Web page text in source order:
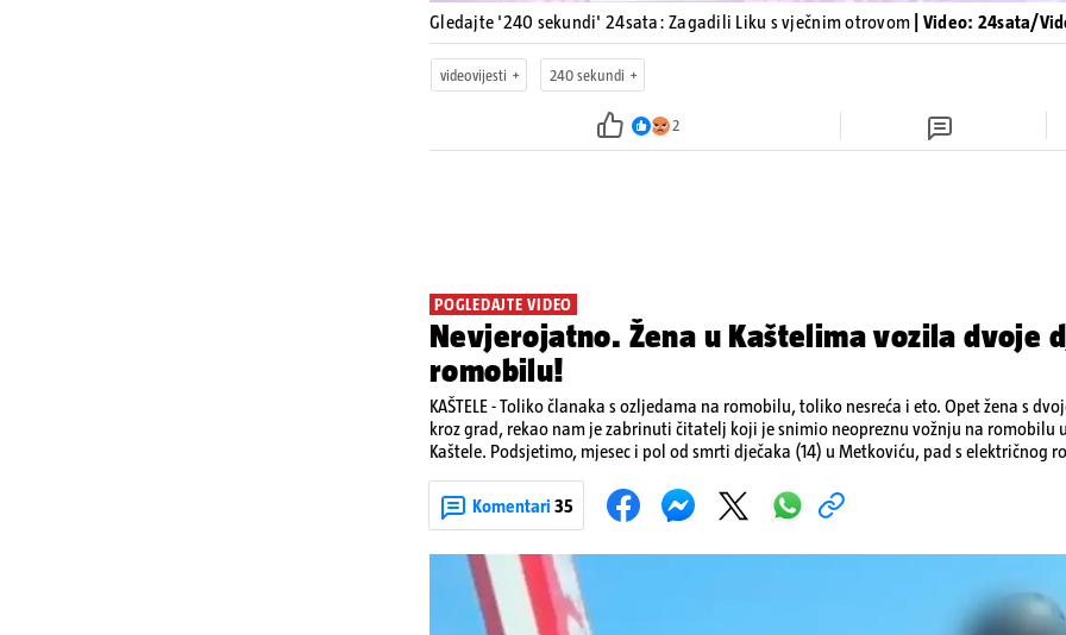
Gledajte '240 sekundi' 24sata: Zagadili Liku s vječnim otrovom | Video: 24sata/
videovijesti 240 sekundi
2
POGLEDAJTE VIDEO
Nevjerojatno. Žena u Kaštelima vozila dvoje
romobilu!
KAŠTELE - Toliko članaka s ozljedama na romobilu, toliko nesreća i eto. Opet žena s
kroz grad, rekao nam je zabrinuti čitatelj koji je snimio neopreznu vožnju na romobilu
Kaštele. Podsjetimo, mjesec i pol od smrti dječaka (14) u Metkoviću, pad s električnog
zadobivenima u padu s romobila.
Komentari 35